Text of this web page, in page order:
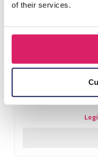
of their services.
R-P8.2 T2336-003